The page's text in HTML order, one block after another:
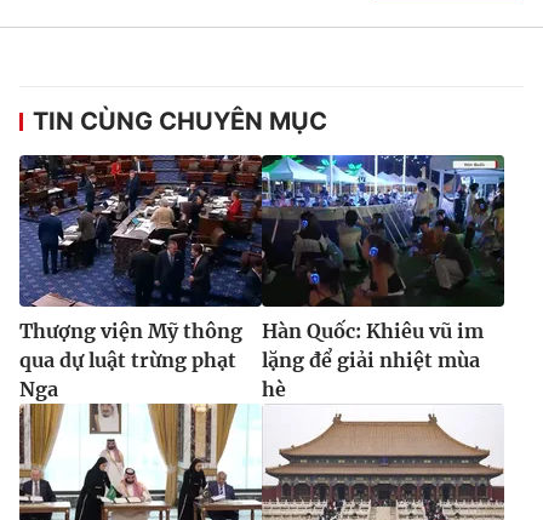
TIN CÙNG CHUYÊN MỤC
Thượng viện Mỹ thông
qua dự luật trừng phạt
Nga
Hàn Quốc: Khiêu vũ im
lặng để giải nhiệt mùa
hè